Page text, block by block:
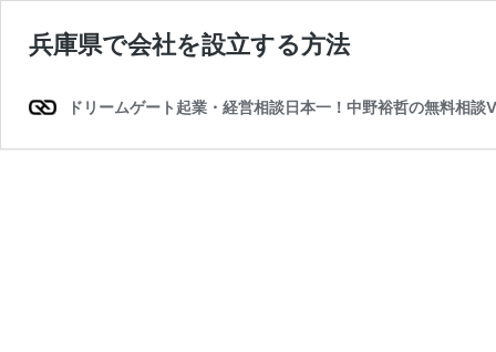
兵庫県で会社を設立する方法
ドリームゲート起業・経営相談日本一！中野裕哲の無料相